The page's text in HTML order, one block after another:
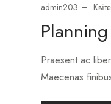
admin203
Praesent ac
Maecenas